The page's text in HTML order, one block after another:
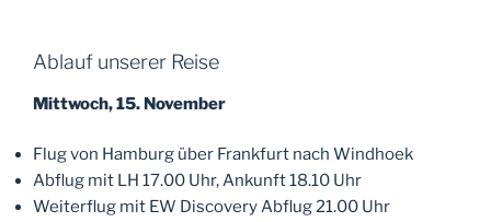
Ablauf unserer Reise
Mittwoch, 15. November
Flug von Hamburg über Frankfurt nach Windhoek
Abflug mit LH 17.00 Uhr, Ankunft 18.10 Uhr
Weiterflug mit EW Discovery Abflug 21.00 Uhr